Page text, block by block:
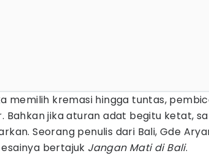
memilih kremasi hingga tuntas,
Bahkan jika aturan adat begitu ketat,
Seorang penulis dari Bali, Gde
bertajuk Jangan Mati di Bali.